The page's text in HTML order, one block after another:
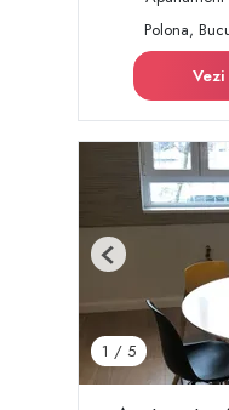
Polona,
1 / 5
Previous